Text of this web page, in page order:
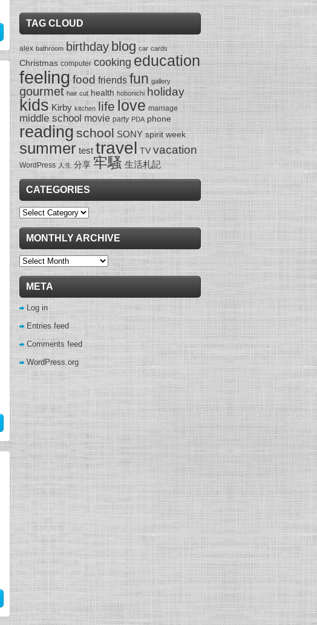
TAG CLOUD
alex bathroom birthday blog car cards
Christmas computer cooking education
feeling food friends fun gallery
gourmet hair cut health hobonichi holiday
kids Kirby kitchen life love marriage
middle school movie party PDA phone
readingschool SONY spirit week
summer test travel TV vacation
WordPress 人生 分享 牢騷 生活札記
CATEGORIES
Categories
MONTHLY ARCHIVE
Monthly
Archive
META
Log in
Entries feed
Comments feed
WordPress.org